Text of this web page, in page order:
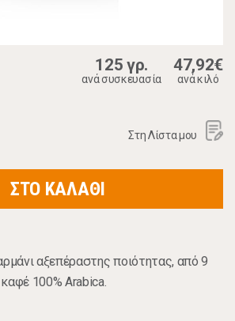
125 γρ.
ανά συσκευασία
47,92€
ανά κιλό
Στη Λίστα μου
ΣΤΟ ΚΑΛΑΘΙ
αξεπέραστης ποιότητας, από 9
100% Arabica.